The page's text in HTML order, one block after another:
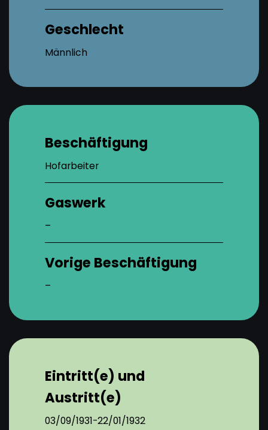
Geschlecht
Männlich
Beschäftigung
Hofarbeiter
Gaswerk
–
Vorige Beschäftigung
–
Eintritt(e) und
Austritt(e)
03/09/1931-22/01/1932